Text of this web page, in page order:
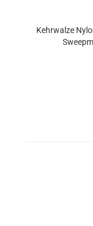
Kehrwalze